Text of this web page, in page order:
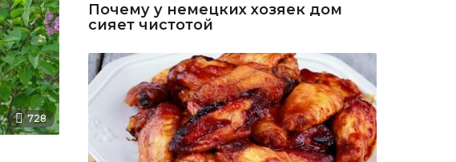
728
Почему у немецких хозяек дом
сияет чистотой